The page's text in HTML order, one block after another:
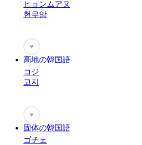
ヒョンムアヌ
현무암
♥
高地の韓国語
コジ
고지
♥
固体の韓国語
ゴチェ